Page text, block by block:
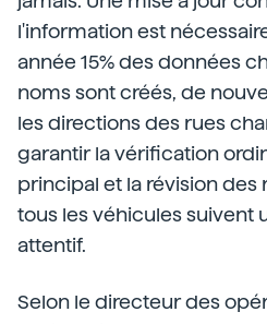
l'information est
année 15% des données
noms sont créés, de
les directions des rues
garantir la vérification
principal et la révision des
tous les véhicules suivent
attentif.
Selon le directeur des